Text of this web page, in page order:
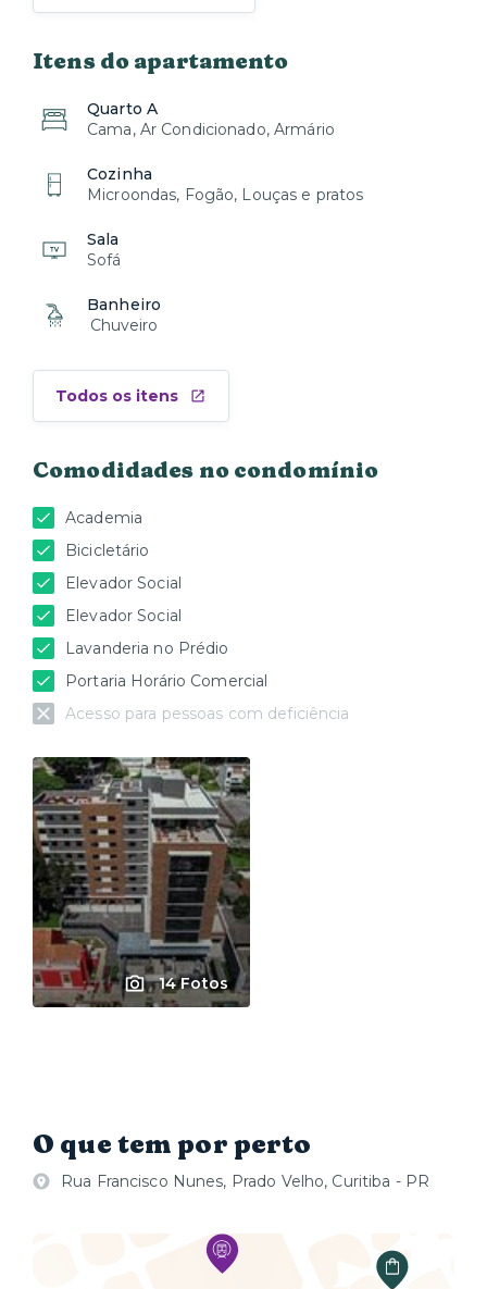
Itens do apartamento
Quarto A
Cama, Ar Condicionado, Armário
Cozinha
Microondas, Fogão, Louças e pratos
Sala
Sofá
Banheiro
Chuveiro
Todos os itens
Comodidades no condomínio
Academia
Bicicletário
Elevador Social
Elevador Social
Lavanderia no Prédio
Portaria Horário Comercial
Acesso para pessoas com deficiência
14 Fotos
O que tem por perto
Rua Francisco Nunes, Prado Velho, Curitiba - PR